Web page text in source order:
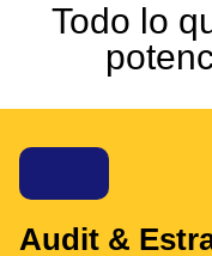
Todo lo
Audit &